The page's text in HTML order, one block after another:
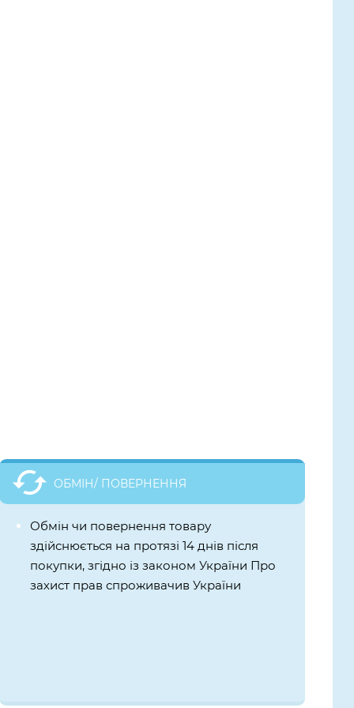
ОБМІН/ ПОВЕРНЕННЯ
Обмін чи повернення товару
здійснюється на протязі 14 днів після
покупки, згідно із законом України Про
захист прав спроживачив України